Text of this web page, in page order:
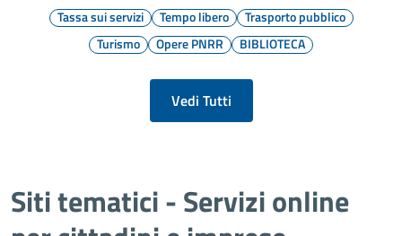
Tassa sui servizi
Tempo libero
Trasporto pubblico
Turismo
Opere PNRR BIBLIOTECA
Vedi Tutti
Siti tematici - Servizi online